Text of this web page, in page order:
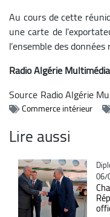
Au cours de cette
une carte de
l’ensemble des
Radio Algérie Multimédia
Source Radio Algérie
Commerce intérieur
Lire aussi
06/